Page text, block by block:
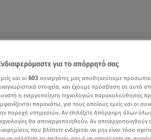
για το απόρρητό σας
και οι 603 συνεργάτες μας αποθηκεύουμε
στοιχεία, και έχουμε πρόσβαση σε αυτά
η ενεργοποίηση τεχνολογιών παρακολούθησης
παρακάτω, για τους οποίους εμείς και οι
παροχή υπηρεσιών. Αν επιλέξετε Απόρριψη όλων
θα απενεργοποιηθούν. Αν απενεργοποιηθούν
που βλέπετε ενδέχεται να μην είναι τόσο